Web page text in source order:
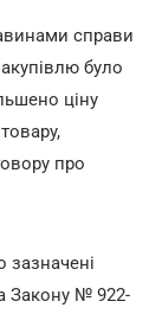
справи
було
ціну
про
Закону № 922-